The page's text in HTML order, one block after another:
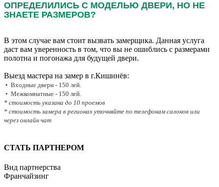
ОПРЕДЕЛИЛИСЬ С МОДЕЛЬЮ ДВЕРИ, НО НЕ
ЗНАЕТЕ РАЗМЕРОВ?
В этом случае вам стоит вызвать замерщика. Данная услуга
даст вам уверенность в том, что вы не ошиблись с размерами
полотна и погонажа для будущей двери.
Выезд мастера на замер в г.Кишинёв:
• Входные двери - 150 лей.
• Межкомнатные - 150 лей.
* стоимость указана до 10 проемов
* стоимость замера в регионах уточняйте по телефонам салонов или
через онлайн чат
СТАТЬ ПАРТНЕРОМ
Вид партнерства
Франчайзинг